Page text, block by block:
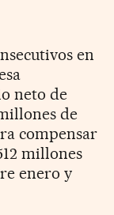
en
neto de
de
compensar
millones
enero y